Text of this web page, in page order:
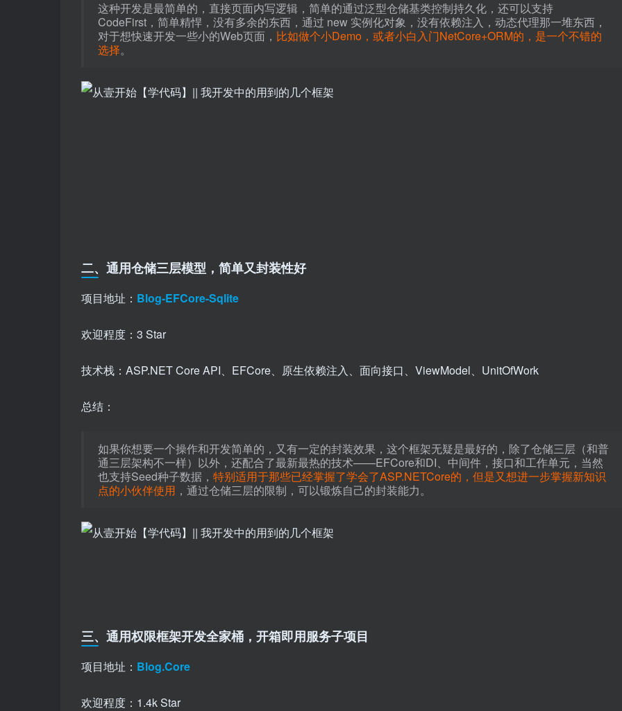
这种开发是最简单的，直接页面内写逻辑，简单的通过泛型仓储基类控制持久化，还可以支持
CodeFirst，简单精悍，没有多余的东西，通过 new 实例化对象，没有依赖注入，动态代理那一堆东西，
对于想快速开发一些小的Web页面， 比如做个小Demo，或者小白入门NetCore+ORM的，是一个不错的
选择。
二、通用仓储三层模型，简单又封装性好
项目地址： Blog-EFCore-Sqlite
欢迎程度：3 Star
技术栈：ASP.NET Core API、EFCore、原生依赖注入、面向接口、ViewModel、UnitOfWork
总结：
如果你想要一个操作和开发简单的，又有一定的封装效果，这个框架无疑是最好的，除了仓储三层（和普
通三层架构不一样）以外，还配合了最新最热的技术——EFCore和DI、中间件，接口和工作单元，当然
也支持Seed种子数据， 特别适用于那些已经掌握了学会了ASP.NETCore的，但是又想进一步掌握新知识
点的小伙伴使用 ，通过仓储三层的限制，可以锻炼自己的封装能力。
三、通用权限框架开发全家桶，开箱即用服务子项目
项目地址： Blog.Core
欢迎程度：1.4k Star